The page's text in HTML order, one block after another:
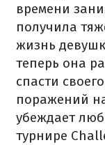
времени
получила
жизнь
теперь она
спасти
поражений
убеждает
турнире